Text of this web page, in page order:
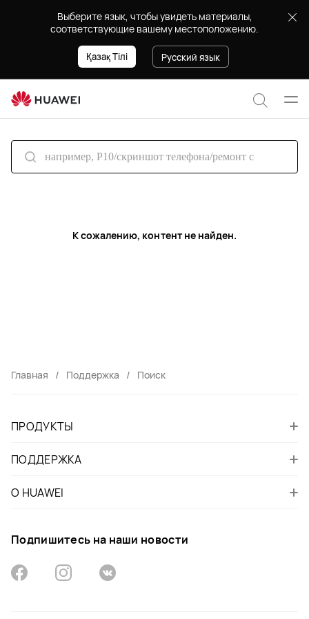
Выберите язык, чтобы увидеть материалы,
соответствующие вашему местоположению.
Русский язык
Қазақ Тілі
Поиск
по
К сожалению, контент не найден.
Главная Поддержка Поиск
ПРОДУКТЫ
ПОДДЕРЖКА
О HUAWEI
Подпишитесь на наши новости